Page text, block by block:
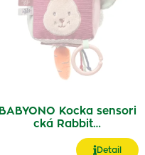
BABYONO Kocka sensori
cká Rabbit…
Detail